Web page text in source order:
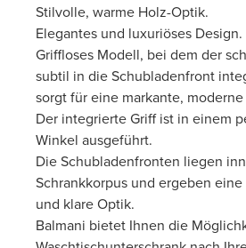
Stilvolle, warme Holz-Optik.
Elegantes und luxuriöses Design.
Griffloses Modell, bei dem der
subtil in die Schubladenfront
sorgt für eine markante,
Der integrierte Griff ist in einem
Winkel ausgeführt.
Die Schubladenfronten liegen
Schrankkorpus und ergeben
und klare Optik.
Balmani bietet Ihnen die